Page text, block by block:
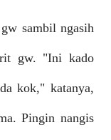
sambil ngasih
gw. "Ini kado
kok," katanya,
Pingin nangis